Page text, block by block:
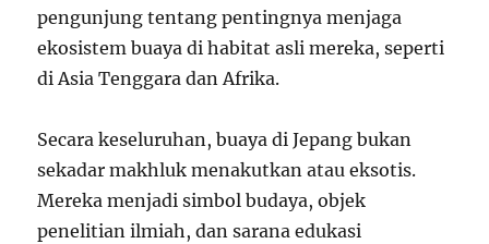
pengunjung tentang pentingnya menjaga
ekosistem buaya di habitat asli mereka, seperti
di Asia Tenggara dan Afrika.
Secara keseluruhan, buaya di Jepang bukan
sekadar makhluk menakutkan atau eksotis.
Mereka menjadi simbol budaya, objek
penelitian ilmiah, dan sarana edukasi